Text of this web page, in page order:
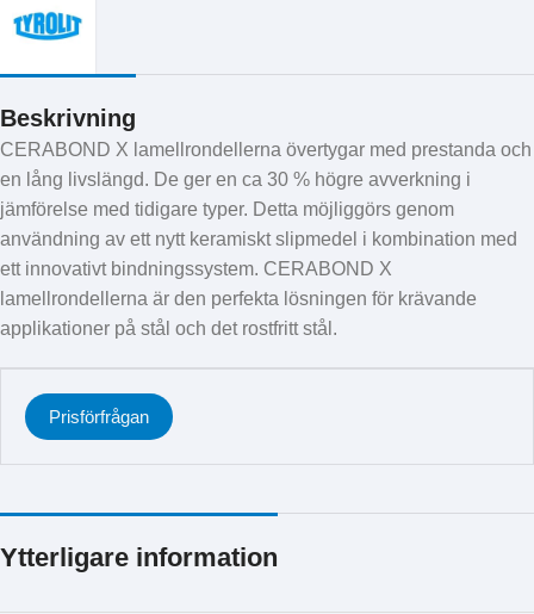
Beskrivning
CERABOND X lamellrondellerna övertygar med prestanda och
en lång livslängd. De ger en ca 30 % högre avverkning i
jämförelse med tidigare typer. Detta möjliggörs genom
användning av ett nytt keramiskt slipmedel i kombination med
ett innovativt bindningssystem. CERABOND X
lamellrondellerna är den perfekta lösningen för krävande
applikationer på stål och det rostfritt stål.
Prisförfrågan
Ytterligare information